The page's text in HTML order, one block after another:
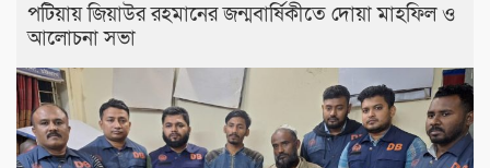
পটিয়ায় জিয়াউর রহমানের জন্মবার্ষিকীতে দোয়া মাহফিল ও
আলোচনা সভা